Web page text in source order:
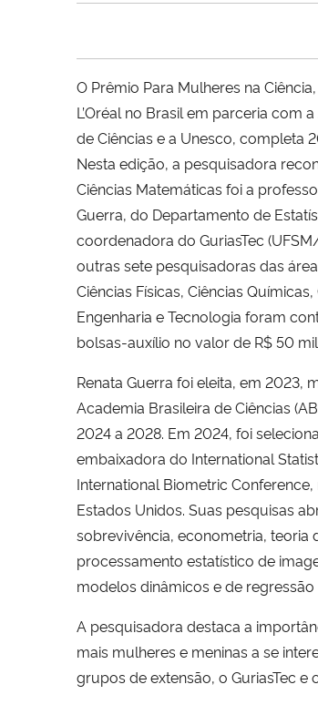
O Prêmio Para Mulheres na
L’Oréal no Brasil em parceria com
de Ciências e a Unesco, completa
Nesta edição, a pesquisadora
Ciências Matemáticas foi a
Guerra, do Departamento de
coordenadora do GuriasTec
outras sete pesquisadoras das
Ciências Físicas, Ciências
Engenharia e Tecnologia foram
bolsas-auxílio no valor de R$ 50
Renata Guerra foi eleita, em 2023,
Academia Brasileira de Ciências
2024 a 2028. Em 2024, foi
embaixadora do International
International Biometric
Estados Unidos. Suas pesquisas
sobrevivência, econometria, teoria
processamento estatístico de
modelos dinâmicos e de
A pesquisadora destaca a
mais mulheres e meninas a se
grupos de extensão, o GuriasTec e